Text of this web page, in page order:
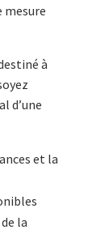
mesure
à
d’une
et la
la